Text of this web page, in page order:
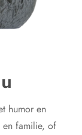
humor en
en familie, of